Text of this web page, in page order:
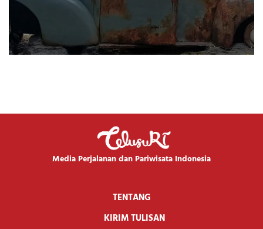
Media Perjalanan dan Pariwisata Indonesia
TENTANG
KIRIM TULISAN